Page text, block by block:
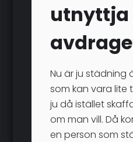
utnyttja
Nu är ju städning
som kan vara lite
ju då istället
om man vill. Då
en person som